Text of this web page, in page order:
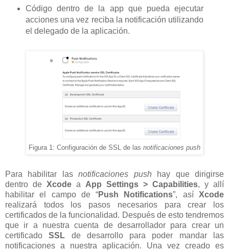
Código dentro de la app que pueda ejecutar
acciones una vez reciba la notificación utilizando
el delegado de la aplicación.
Figura 1: Configuración de SSL de las notificaciones push
Para habilitar lasnotificaciones push hay que dirigirse
dentro de Xcode a App Settings > Capabilities, y allí
habilitar el campo de “Push Notifications”, asíXcode
realizará todos los pasos necesarios para crear los
certificados de la funcionalidad. Después de esto tendremos
que ir a nuestra cuenta de desarrollador para crear un
certificadoSSL de desarrollo para poder mandar las
notificaciones a nuestra aplicación. Una vez creado es